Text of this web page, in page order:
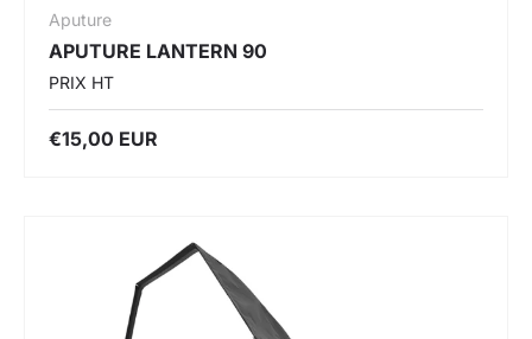
Aputure
APUTURE LANTERN 90
PRIX HT
€15,00 EUR